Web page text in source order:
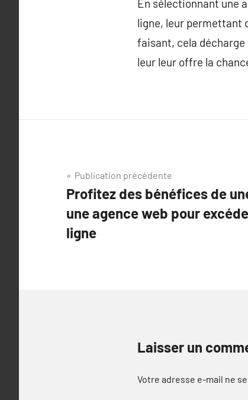
En sélectionnant une
ligne, leur permettant
faisant, cela décharge
leur leur offre la
Navigation
de
l’article
Publication précédente
Profitez des bénéfices de
une agence web pour
ligne
Laisser un
Votre adresse e-mail ne